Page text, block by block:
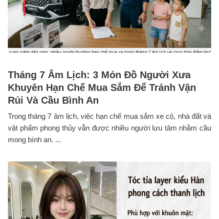
Tháng 7 Âm Lịch: 3 Món Đồ Người Xưa
Khuyên Hạn Chế Mua Sắm Để Tránh Vận
Rủi Và Cầu Bình An
Trong tháng 7 âm lịch, việc hạn chế mua sắm xe cộ, nhà đất và
vật phẩm phong thủy vẫn được nhiều người lưu tâm nhằm cầu
mong bình an. ...